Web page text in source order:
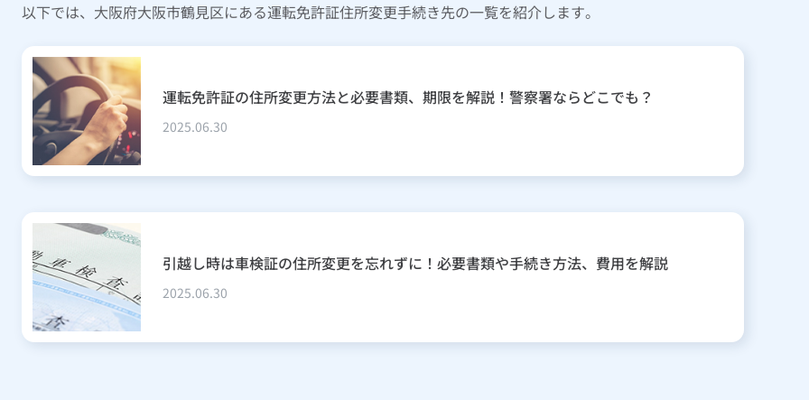
以下では、大阪府大阪市鶴見区にある運転免許証住所変更手続き先の一覧を紹介します。
運転免許証の住所変更方法と必要書類、期限を解説！警察署ならどこでも？
2025.06.30
引越し時は車検証の住所変更を忘れずに！必要書類や手続き方法、費用を解説
2025.06.30